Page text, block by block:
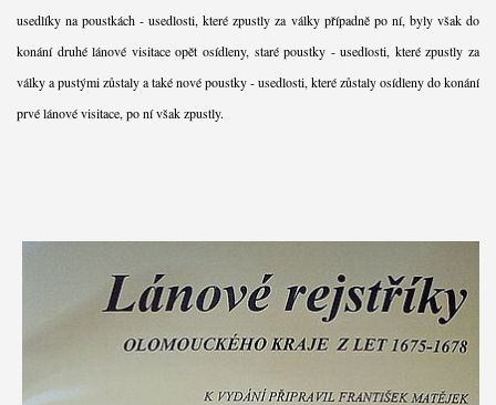
usedlíky na poustkách - usedlosti, které zpustly za války případně po ní, byly však do
konání druhé lánové visitace opět osídleny, staré poustky - usedlosti, které zpustly za
války a pustými zůstaly a také nové poustky - usedlosti, které zůstaly osídleny do konání
prvé lánové visitace, po ní však zpustly.